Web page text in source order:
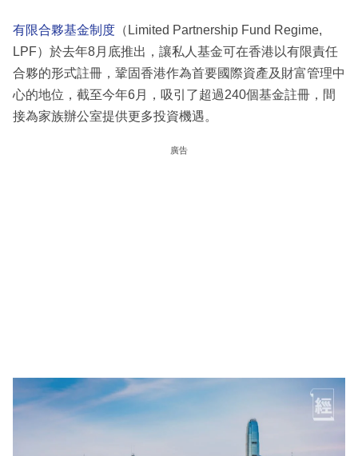
有限合夥基金制度 （Limited Partnership Fund Regime,
LPF）於去年8月底推出，讓私人基金可在香港以有限責任
合夥的形式註冊，鞏固香港作為首要國際資產及財富管理中
心的地位，截至今年6月，吸引了超過240個基金註冊，間
接為家族辦公室提供更多投資機遇。
廣告